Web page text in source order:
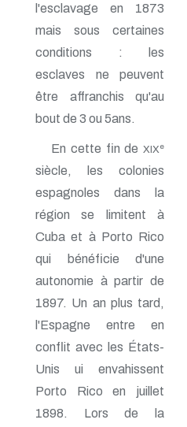
l'esclavage en 1873
mais sous certaines
conditions : les
esclaves ne peuvent
être affranchis qu'au
bout de 3 ou 5ans.
En cette fin de XIX e
siècle, les colonies
espagnoles dans la
région se limitent à
Cuba et à Porto Rico
qui bénéficie d'une
autonomie à partir de
1897. Un an plus tard,
l'Espagne entre en
conflit avec les États-
Unis ui envahissent
Porto Rico en juillet
1898. Lors de la